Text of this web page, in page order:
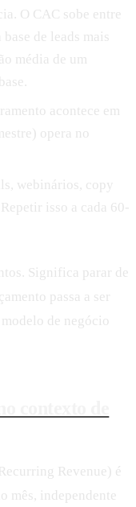
O CAC sobe entre
de leads mais
média de um
acontece em
opera no
webinários, copy
isso a cada 60-
Significa parar de
passa a ser
de negócio
Revenue) é
mês, independente